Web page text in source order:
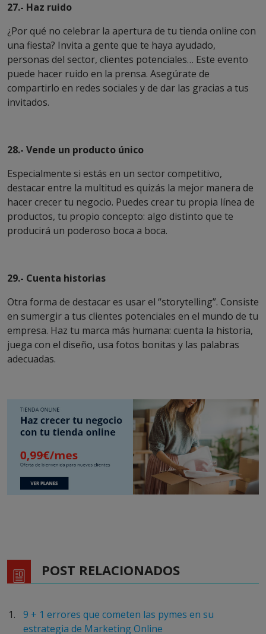
27.- Haz ruido
¿Por qué no celebrar la apertura de tu tienda online con
una fiesta? Invita a gente que te haya ayudado,
personas del sector, clientes potenciales… Este evento
puede hacer ruido en la prensa. Asegúrate de
compartirlo en redes sociales y de dar las gracias a tus
invitados.
28.- Vende un producto único
Especialmente si estás en un sector competitivo,
destacar entre la multitud es quizás la mejor manera de
hacer crecer tu negocio. Puedes crear tu propia línea de
productos, tu propio concepto: algo distinto que te
producirá un poderoso boca a boca.
29.- Cuenta historias
Otra forma de destacar es usar el “storytelling”. Consiste
en sumergir a tus clientes potenciales en el mundo de tu
empresa. Haz tu marca más humana: cuenta la historia,
juega con el diseño, usa fotos bonitas y las palabras
adecuadas.
POST RELACIONADOS
9 + 1 errores que cometen las pymes en su
estrategia de Marketing Online